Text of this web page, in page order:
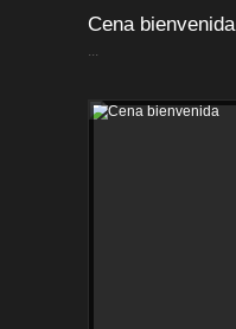
Cena bienvenida
...